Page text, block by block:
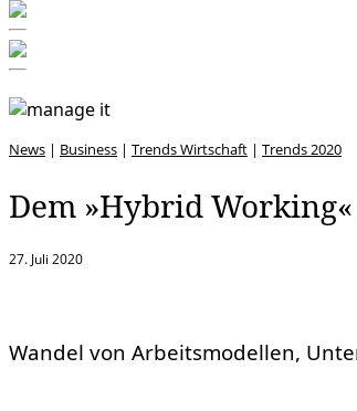
News | Business | Trends Wirtschaft | Trends 2020
Dem »Hybrid
27. Juli 2020
Wandel von Arbeitsmodellen,